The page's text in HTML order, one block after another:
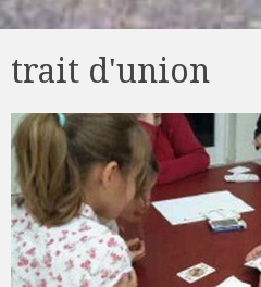
trait d'union